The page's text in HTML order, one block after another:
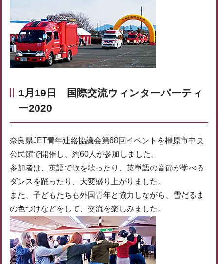
1月19日 国際交流ウィンターパーティ
ー2020
奈良県JET青年連絡協議会第68回イベントを橿原市中央
公民館で開催し、約60人が参加しました。
参加者は、英語で歌を歌ったり、英単語の音節が学べる
ダンスを踊ったり、大変盛り上がりました。
また、子どもたちも外国青年と協力しながら、雪だるま
の色づけなどをして、交流を楽しみました。